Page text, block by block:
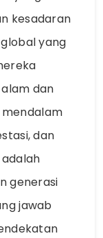
kesadaran
yang
dan
dan
generasi
jawab